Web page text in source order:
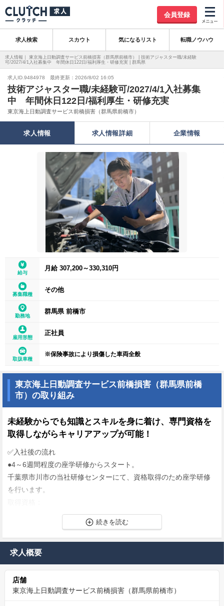
会員登録
求人検索 スカウト 気になるリスト 転職ノウハウ
求人情報｜ 東京海上日動調査サービス前橋損害（群馬県前橋市） | 技術アジャスター職/未経験
可/2027/4/1入社募集中 年間休日122日/福利厚生・研修充実 | 群馬県
求人ID.9484978 最終更新：2026/8/02 16:05
技術アジャスター職/未経験可/2027/4/1入社募集
中 年間休日122日/福利厚生・研修充実
東京海上日動調査サービス前橋損害（群馬県前橋市）
求人情報 求人情報詳細 企業情報
給与
月給 307,200～330,310円
募集職種
その他
勤務地
群馬県 前橋市
雇用形態
正社員
取扱車種
※保険事故により損傷した車両全般
東京海上日動調査サービス前橋損害（群馬県前橋
市）の取り組み
未経験からでも知識とスキルを身に着け、専門資格を
取得しながらキャリアアップが可能！
✅️入社後の流れ
●4～6週間程度の座学研修からスタート。
千葉県市川市の当社研修センターにて、資格取得のため座学研修
を行います。
1.見習技術アジャスター新規登録試験（ご入社から3ヵ月以内の取
得を目指します）
2.初級技術アジャスター試験（上記試験の合格後、ご入社から1年
以内の取得目指します）
研修終了後は初任地に配属され、OJTを中心に実務を学んで頂き
ます。
配属以降も定期的な研修と自身のレベルに合わせたフォローアッ
求人概要
店舗
東京海上日動調査サービス前橋損害（群馬県前橋市）